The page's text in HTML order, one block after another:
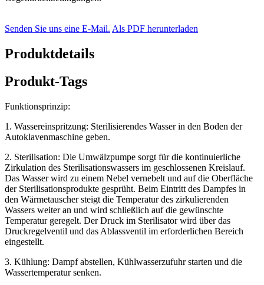
Senden Sie uns eine E-Mail. Als PDF herunterladen
Produktdetails
Produkt-Tags
Funktionsprinzip:
1. Wassereinspritzung: Sterilisierendes Wasser in den Boden der
Autoklavenmaschine geben.
2. Sterilisation: Die Umwälzpumpe sorgt für die kontinuierliche
Zirkulation des Sterilisationswassers im geschlossenen Kreislauf.
Das Wasser wird zu einem Nebel vernebelt und auf die Oberfläche
der Sterilisationsprodukte gesprüht. Beim Eintritt des Dampfes in
den Wärmetauscher steigt die Temperatur des zirkulierenden
Wassers weiter an und wird schließlich auf die gewünschte
Temperatur geregelt. Der Druck im Sterilisator wird über das
Druckregelventil und das Ablassventil im erforderlichen Bereich
eingestellt.
3. Kühlung: Dampf abstellen, Kühlwasserzufuhr starten und die
Wassertemperatur senken.